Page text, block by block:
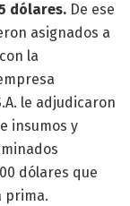
dólares. De ese
asignados a
la
le adjudicaron
insumos y
dólares que
prima.